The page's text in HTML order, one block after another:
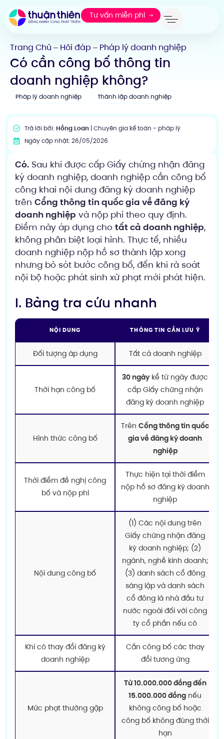
Tư vấn miễn phí
Trang Chủ — Hỏi đáp — Pháp lý doanh nghiệp
Có cần công bố thông tin
doanh nghiệp không?
Pháp lý doanh nghiệp Thành lập doanh nghiệp
Trả lời bởi: Hồng Loan| Chuyên gia kế toán - pháp lý
Ngày cập nhật: 26/05/2026
Có. Sau khi được cấp Giấy chứng nhận đăng
ký doanh nghiệp, doanh nghiệp cần công bố
công khai nội dung đăng ký doanh nghiệp
trên Cổng thông tin quốc gia về đăng ký
doanh nghiệp và nộp phí theo quy định.
Điểm này áp dụng cho tất cả doanh nghiệp,
không phân biệt loại hình. Thực tế, nhiều
doanh nghiệp nộp hồ sơ thành lập xong
nhưng bỏ sót bước công bố, đến khi rà soát
nội bộ hoặc phát sinh xử phạt mới phát hiện.
I. Bảng tra cứu nhanh
NỘI DUNG THÔNG TIN CẦN LƯU Ý
Đối tượng áp dụng Tất cả doanh nghiệp
Thời hạn công bố
30 ngàykể từ ngày được
cấp Giấy chứng nhận
đăng ký doanh nghiệp
Hình thức công bố
Trên Cổng thông tin quốc
gia về đăng ký doanh
nghiệp
Thời điểm đề nghị công
bố và nộp phí
Thực hiện tại thời điểm
nộp hồ sơ đăng ký doanh
nghiệp
Nội dung công bố
(1) Các nội dung trên
Giấy chứng nhận đăng
ký doanh nghiệp; (2)
ngành, nghề kinh doanh;
(3) danh sách cổ đông
sáng lập và danh sách
cổ đông là nhà đầu tư
nước ngoài đối với công
ty cổ phần nếu có
Khi có thay đổi đăng ký
doanh nghiệp
Cần công bố các thay
đổi tương ứng
Mức phạt thường gặp
Từ 10.000.000 đồng đến
15.000.000 đồng nếu
không công bố hoặc
công bố không đúng thời
hạn